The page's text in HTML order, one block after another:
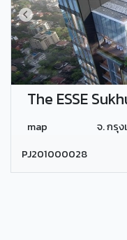
The ESSE
map
จ. กรุ
PJ201000028